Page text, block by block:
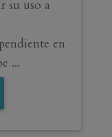
su uso a
en
...